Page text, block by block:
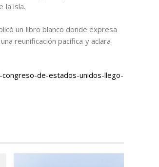
la isla.
un libro blanco donde expresa
reunificación pacífica y aclara
de-estados-unidos-llego-